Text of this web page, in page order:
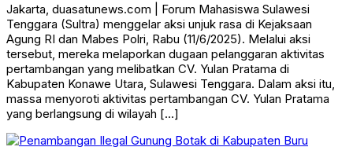
Jakarta, duasatunews.com | Forum Mahasiswa Sulawesi
Tenggara (Sultra) menggelar aksi unjuk rasa di Kejaksaan
Agung RI dan Mabes Polri, Rabu (11/6/2025). Melalui aksi
tersebut, mereka melaporkan dugaan pelanggaran aktivitas
pertambangan yang melibatkan CV. Yulan Pratama di
Kabupaten Konawe Utara, Sulawesi Tenggara. Dalam aksi itu,
massa menyoroti aktivitas pertambangan CV. Yulan Pratama
yang berlangsung di wilayah […]